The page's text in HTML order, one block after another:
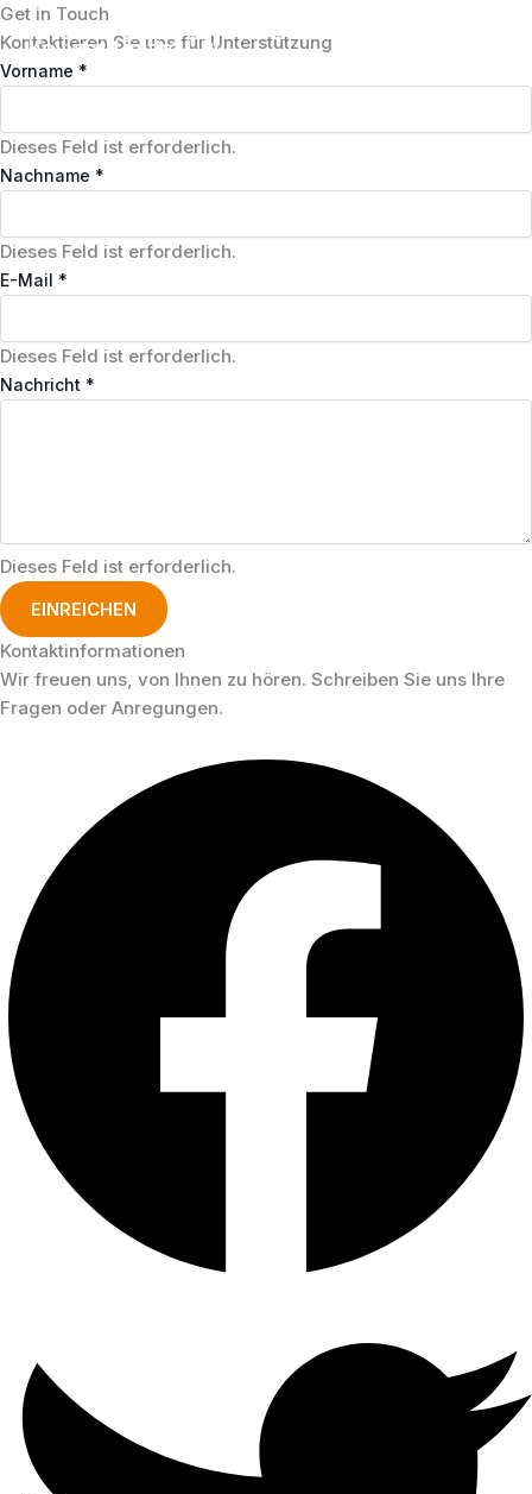
Zum
Inhalt
springen
Keyword in the URL
Get in Touch
Kontaktieren Sie uns für Unterstützung
Vorname *
Dieses Feld ist erforderlich.
Nachname *
Dieses Feld ist erforderlich.
E-Mail *
Dieses Feld ist erforderlich.
Nachricht *
Dieses Feld ist erforderlich.
EINREICHEN
Kontaktinformationen
Wir freuen uns, von Ihnen zu hören. Schreiben Sie uns Ihre
Fragen oder Anregungen.